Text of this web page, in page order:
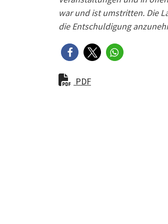
war und ist umstritten. Die
die Entschuldigung
PDF